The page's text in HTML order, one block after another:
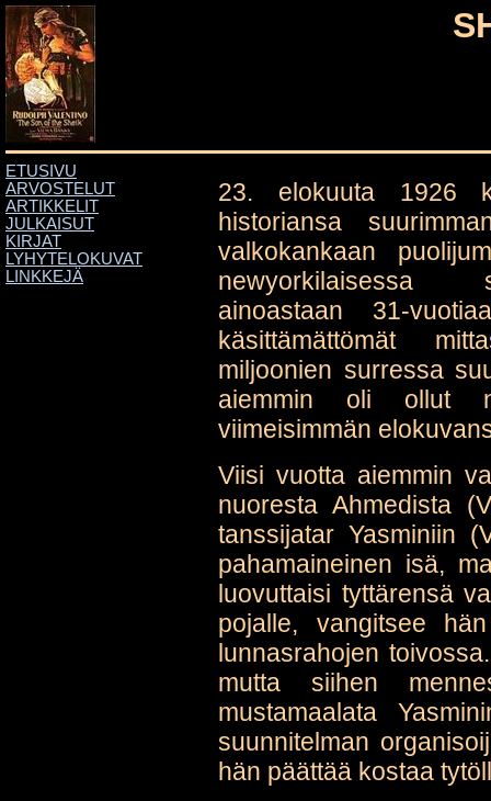
ETUSIVU
ARVOSTELUT
ARTIKKELIT
JULKAISUT
KIRJAT
LYHYTELOKUVAT
LINKKEJÄ
23. elokuuta 1926
historiansa
valkokankaan
newyorkilaisessa
ainoastaan 31-
käsittämättömät
miljoonien surressa
aiemmin oli ollut
viimeisimmän
Viisi vuotta aiemmin
nuoresta Ahmedista
tanssijatar Yasminiin
pahamaineinen isä,
luovuttaisi tyttärensä
pojalle, vangitsee
lunnasrahojen
mutta siihen
mustamaalata
suunnitelman
hän päättää kostaa